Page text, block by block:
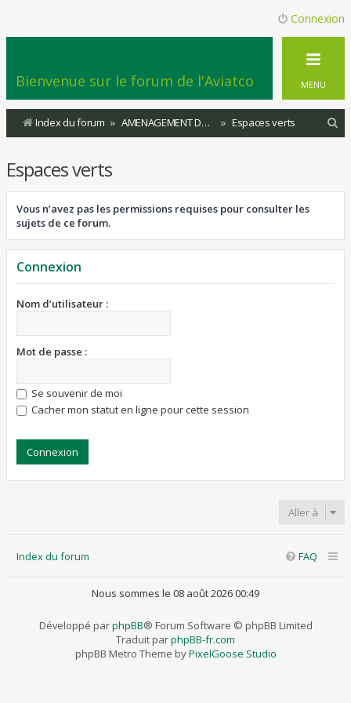
Connexion
Bienvenue sur le forum de l'Aviatco MENU
Index du forum AMENAGEMENT DU TERRITOIRE Espaces verts
c
Espaces verts
Vous n’avez pas les permissions requises pour consulter les
sujets de ce forum.
Connexion
Nom d’utilisateur :
Mot de passe :
Se souvenir de moi
Cacher mon statut en ligne pour cette session
Aller à
Index du forum FAQ
Nous sommes le 08 août 2026 00:49
Développé parphpBB® Forum Software © phpBB Limited
Traduit parphpBB-fr.com
phpBB Metro Theme byPixelGoose Studio